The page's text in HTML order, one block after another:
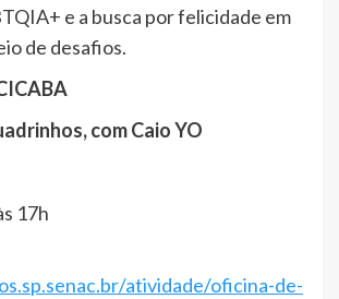
e a busca por felicidade em
de desafios.
com Caio YO
17h
atividade/oficina-de-